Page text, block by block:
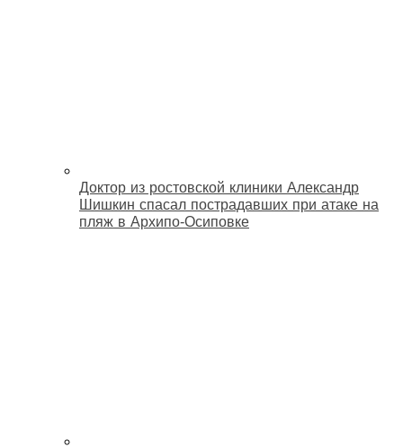
Доктор из ростовской клиники Александр
Шишкин спасал пострадавших при атаке на
пляж в Архипо‑Осиповке